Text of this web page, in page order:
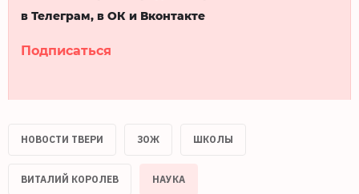
в Телеграм, в ОК и Вконтакте
Подписаться
НОВОСТИ ТВЕРИ ЗОЖ ШКОЛЫ
ВИТАЛИЙ КОРОЛЕВ НАУКА